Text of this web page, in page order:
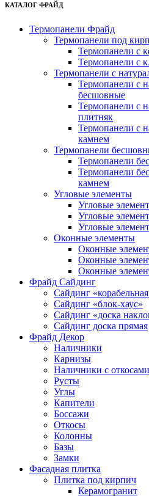
КАТАЛОГ ФРАЙД
Термопанели Фрайд
Термопанели под
Термопанели с
Термопанели с
Термопанели с
Термопанели с
бесшовные
Термопанели с
плитняк
Термопанели с
камнем
Термопанели
Термопанели
Термопанели
камнем
Угловые элементы
Угловые
Угловые
Угловые
Оконные элементы
Оконные
Оконные
Оконные
Фрайд Сайдинг
Сайдинг
Сайдинг «блок-хаус»
Сайдинг «доска
Сайдинг доска прямая
Фрайд Декор
Наличники
Карнизы
Наличники с откосами
Русты
Углы
Капители
Боссажи
Откосы
Колонны
Базы
Замки
Фасадная плитка
Плитка под кирпич
Керамогранит